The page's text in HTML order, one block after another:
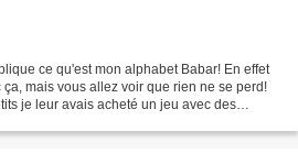
ce qu'est mon alphabet Babar! En effet
mais vous allez voir que rien ne se perd!
je leur avais acheté un jeu avec des